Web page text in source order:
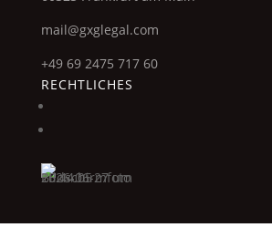
mail@gxglegal.com
+49 69 2475 717 60
RECHTLICHES